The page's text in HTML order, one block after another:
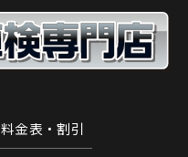
料金表・割引